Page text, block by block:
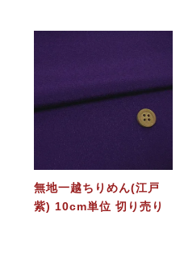
無地一越ちりめん(江戸
紫) 10cm単位 切り売り